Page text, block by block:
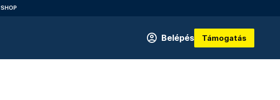
SHOP
Belépés Támogatás